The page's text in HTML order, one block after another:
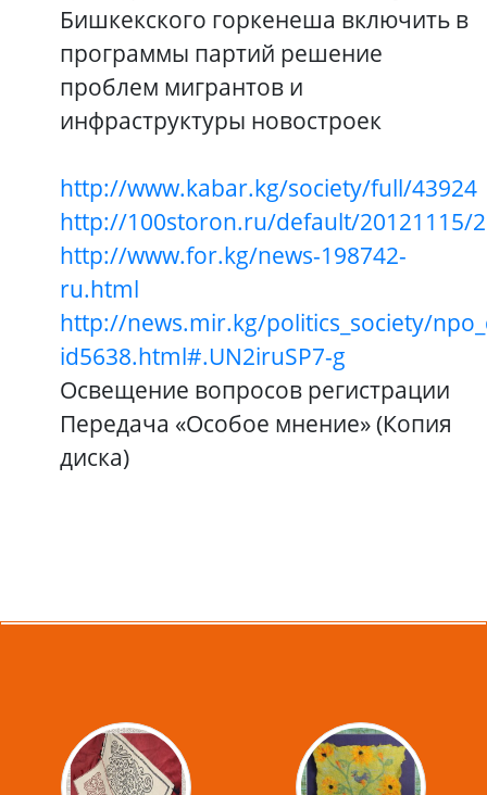
Бишкекского горкенеша включить в
программы партий решение
проблем мигрантов и
инфраструктуры новостроек
http://www.kabar.kg/society/full/43924
http://100storon.ru/default/20121115/
http://www.for.kg/news-198742-
ru.html
http://news.mir.kg/politics_society/
id5638.html#.UN2iruSP7-g
Освещение вопросов регистрации
Передача «Особое мнение» (Копия
диска)